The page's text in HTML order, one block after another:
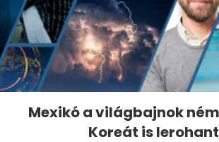
Mexikó a világbajnok
Koreát is